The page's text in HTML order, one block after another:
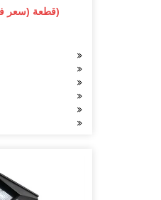
US$ 23.84-28.37 / قطعة (سعر فوب)